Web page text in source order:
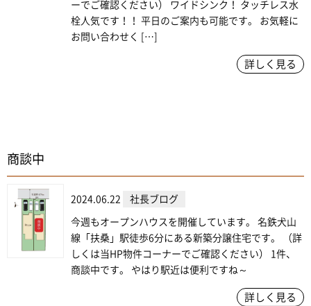
ーでご確認ください） ワイドシンク！ タッチレス水
栓人気です！！ 平日のご案内も可能です。 お気軽に
お問い合わせく […]
詳しく見る
商談中
2024.06.22 社長ブログ
今週もオープンハウスを開催しています。 名鉄犬山
線「扶桑」駅徒歩6分にある新築分譲住宅です。 （詳
しくは当HP物件コーナーでご確認ください） 1件、
商談中です。 やはり駅近は便利ですね～
詳しく見る